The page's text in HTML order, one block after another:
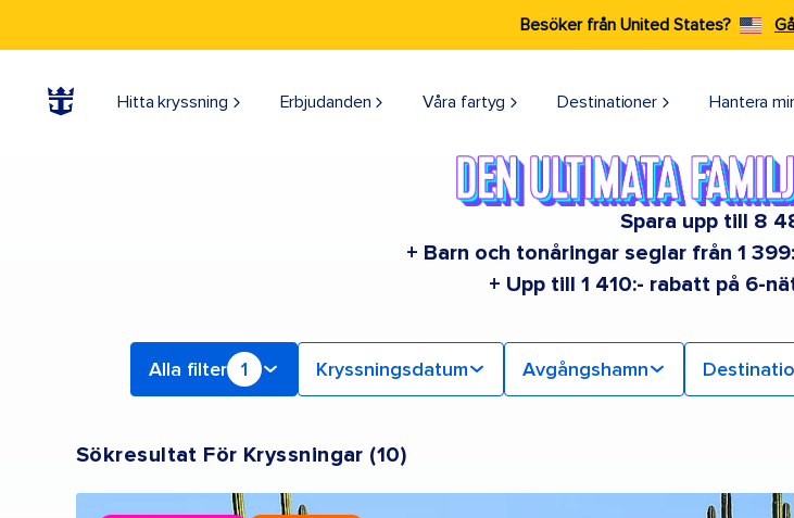
Besöker från United States?
Hitta kryssning Erbjudanden Våra fartyg Destinationer Hantera
Spara upp till 8
+ Barn och tonåringar seglar från 1
+ Upp till 1 410:- rabatt på 6-
Alla filter 1 Kryssningsdatum Avgångshamn
Sökresultat För Kryssningar (10)